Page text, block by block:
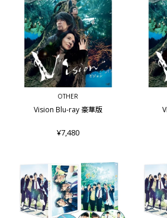
OTHER
Vision Blu-ray 豪華版
¥7,480